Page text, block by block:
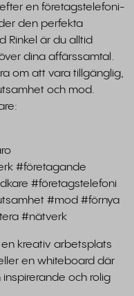
en företagstelefoni-
den perfekta
Rinkel är du alltid
dina affärssamtal.
om att vara tillgänglig,
och mod.
#företagande
#företagstelefoni
#mod #förnya
#nätverk
kreativ arbetsplats
en whiteboard där
och rolig